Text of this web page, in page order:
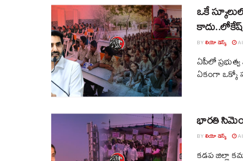
ఒకే
BY లియో డెస్క్
ఏపీలో
ఏకంగా ఒక్కో
భారతి
BY లియో డెస్క్
కడప జిల్లా